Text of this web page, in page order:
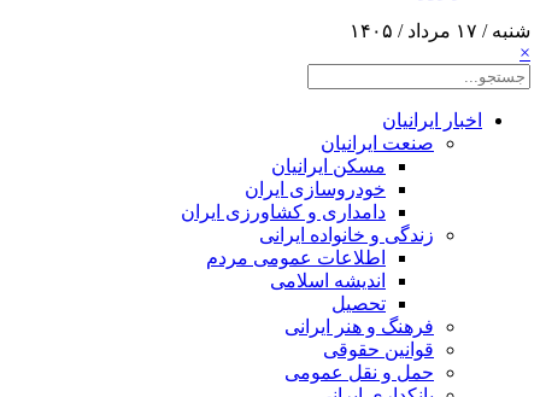
شنبه / ۱۷ مرداد / ۱۴۰۵
×
اخبار ایرانیان
صنعت ایرانیان
مسکن ایرانیان
خودروسازی ایران
دامداری و کشاورزی ایران
زندگی و خانواده ایرانی
اطلاعات عمومی مردم
اندیشه اسلامی
تحصیل
فرهنگ و هنر ایرانی
قوانین حقوقی
حمل و نقل عمومی